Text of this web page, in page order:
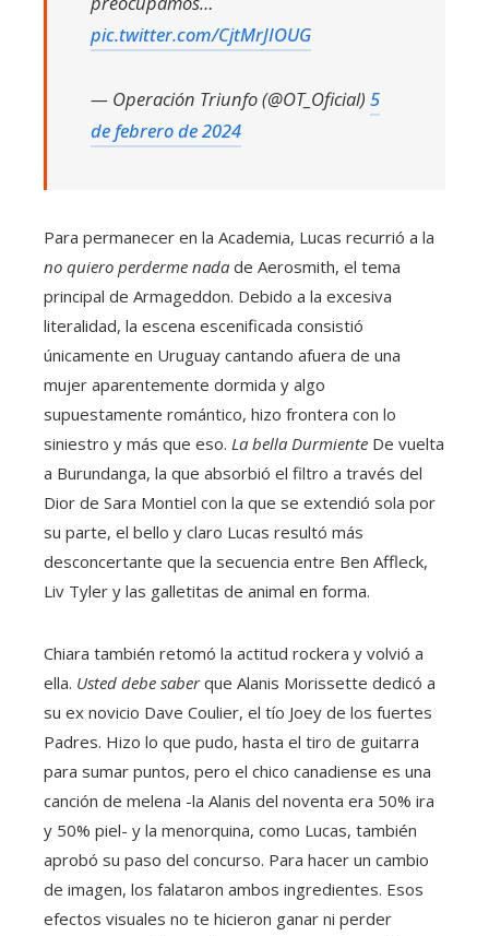
pic.twitter.com/CjtMrJIOUG
— Operación Triunfo (@OT_Oficial) 5
de febrero de 2024
Para permanecer en la Academia, Lucas recurrió a la
no quiero perderme nada de Aerosmith, el tema
principal de Armageddon. Debido a la excesiva
literalidad, la escena escenificada consistió
únicamente en Uruguay cantando afuera de una
mujer aparentemente dormida y algo
supuestamente romántico, hizo frontera con lo
siniestro y más que eso. La bella Durmiente De vuelta
a Burundanga, la que absorbió el filtro a través del
Dior de Sara Montiel con la que se extendió sola por
su parte, el bello y claro Lucas resultó más
desconcertante que la secuencia entre Ben Affleck,
Liv Tyler y las galletitas de animal en forma.
Chiara también retomó la actitud rockera y volvió a
ella. Usted debe saberque Alanis Morissette dedicó a
su ex novicio Dave Coulier, el tío Joey de los fuertes
Padres. Hizo lo que pudo, hasta el tiro de guitarra
para sumar puntos, pero el chico canadiense es una
canción de melena -la Alanis del noventa era 50% ira
y 50% piel- y la menorquina, como Lucas, también
aprobó su paso del concurso. Para hacer un cambio
de imagen, los falataron ambos ingredientes. Esos
efectos visuales no te hicieron ganar ni perder